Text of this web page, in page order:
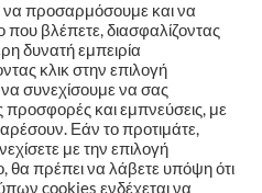
να προσαρμόσουμε και να
που βλέπετε, διασφαλίζοντας
δυνατή εμπειρία
κλικ στην επιλογή
συνεχίσουμε να σας
και εμπνεύσεις, με
Εάν το προτιμάτε,
με την επιλογή
θα πρέπει να λάβετε υπόψη ότι
cookies ενδέχεται να